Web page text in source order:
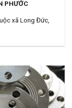
PHƯỚC
xã Long Đức,